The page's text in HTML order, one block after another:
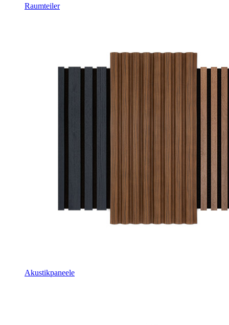
Raumteiler
Akustikpaneele